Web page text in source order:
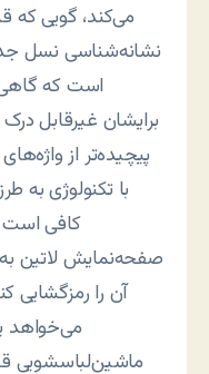
می‌کند، گویی که
نشانه‌شناسی نسل
است که
برایشان غیرقابل
پیچیده‌تر از
با تکنولوژی
کافی است
صفحه‌نمایش لاتین
آن را رمزگشایی
می‌خواهد
ماشین‌لباسشویی